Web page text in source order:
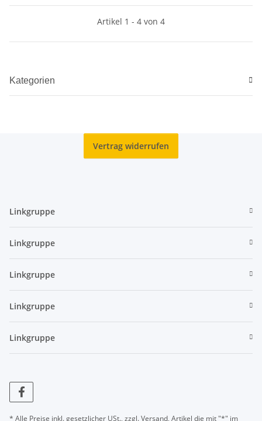
Artikel 1 - 4 von 4
Kategorien
Vertrag widerrufen
Linkgruppe
Linkgruppe
Linkgruppe
Linkgruppe
Linkgruppe
* Alle Preise inkl. gesetzlicher USt., zzgl.Versand, Artikel die mit "*" im